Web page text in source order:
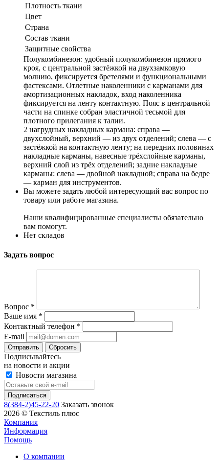
Плотность ткани
Цвет
Страна
Состав ткани
Защитные свойства
Полукомбинезон: удобный полукомбинезон прямого
кроя, с центральной застёжкой на двухзамковую
молнию, фиксируется бретелями и функциональными
фастексами. Отлетные наколенники с карманами для
амортизационных накладок, вход наколенника
фиксируется на ленту контактную. Пояс в центральной
части на спинке собран эластичной тесьмой для
плотного прилегания к талии.
2 нагрудных накладных кармана: справа —
двухслойный, верхний — из двух отделений; слева — с
застёжкой на контактную ленту; на передних половинах
накладные карманы, навесные трёхслойные карманы,
верхний слой из трёх отделений; задние накладные
карманы: слева — двойной накладной; справа на бедре
— карман для инструментов.
Вы можете задать любой интересующий вас вопрос по
товару или работе магазина.
Наши квалифицированные специалисты обязательно
вам помогут.
Нет складов
Задать вопрос
Вопрос *
Ваше имя *
Контактный телефон *
E-mail
Сбросить
Подписывайтесь
на новости и акции
Новости магазина
8(384-2)45-22-20 Заказать звонок
2026 © Текстиль плюс
Компания
Информация
Помощь
О компании